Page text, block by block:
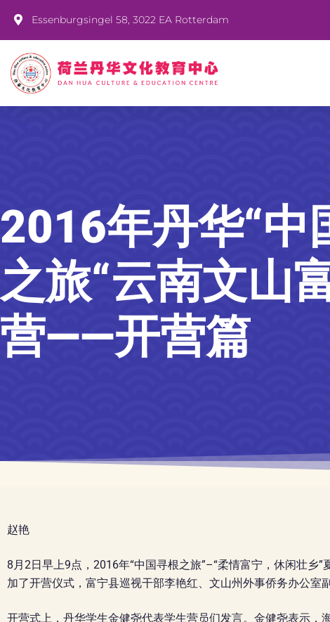
Essenburgsingel 58, 3022 EA Rotterdam
2016年丹华“中
之旅“云南文山
营——开营篇
赵艳
8月2日早上9点，2016年“中国寻根之旅”–“柔情富宁，休闲壮乡”
加了开营仪式，富宁县巡视干部李艳红、文山州外事侨务办公室
开营式上，丹华学生金健尧代表学生营员们发言。金健尧表示